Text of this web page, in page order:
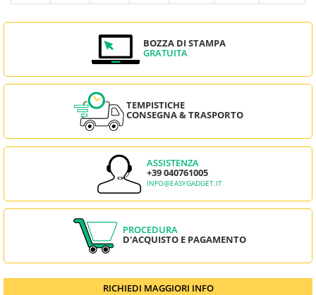
BOZZA DI STAMPA
GRATUITA
TEMPISTICHE
CONSEGNA & TRASPORTO
ASSISTENZA
+39 040761005
INFO@EASYGADGET.IT
PROCEDURA
D'ACQUISTO E PAGAMENTO
RICHIEDI MAGGIORI INFO